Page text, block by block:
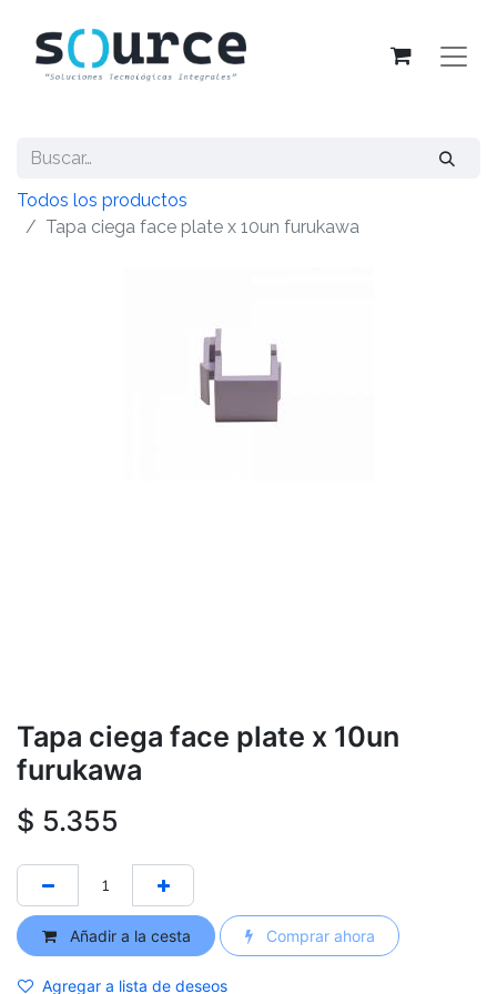
Todos los productos
Tapa ciega face plate x 10un furukawa
Tapa ciega face plate x 10un
furukawa
$ 5.355
Añadir a la cesta Comprar ahora
Agregar a lista de deseos